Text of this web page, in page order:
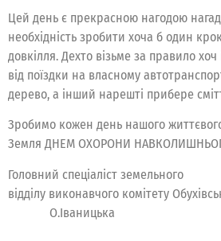
Цей день є прекрасною нагодою
необхідність зробити хоча б один
довкілля. Дехто візьме за правило
від поїздки на власному
дерево, а інший нарешті прибере
Зробимо кожен день нашого
Земля ДНЕМ ОХОРОНИ
Головний спеціаліст земельного
відділу виконавчого комітету
О.Іваницька